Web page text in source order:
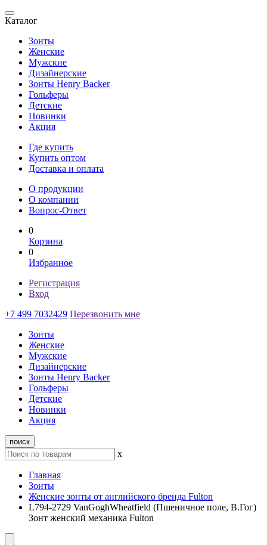
Каталог
Зонты
Женские
Мужские
Дизайнерские
Зонты Henry Backer
Гольферы
Детские
Новинки
Акция
Где купить
Купить оптом
Доставка и оплата
О продукции
О компании
Вопрос-Ответ
0
Корзина
0
Избранное
Регистрация
Вход
+7 499 7032429 Перезвонить мне
Зонты
Женские
Мужские
Дизайнерские
Зонты Henry Backer
Гольферы
Детские
Новинки
Акция
поиск
x
Главная
Зонты
Женские зонты от английского бренда Fulton
L794-2729 VanGoghWheatfield (Пшеничное поле, В.Гог)
Зонт женский механика Fulton